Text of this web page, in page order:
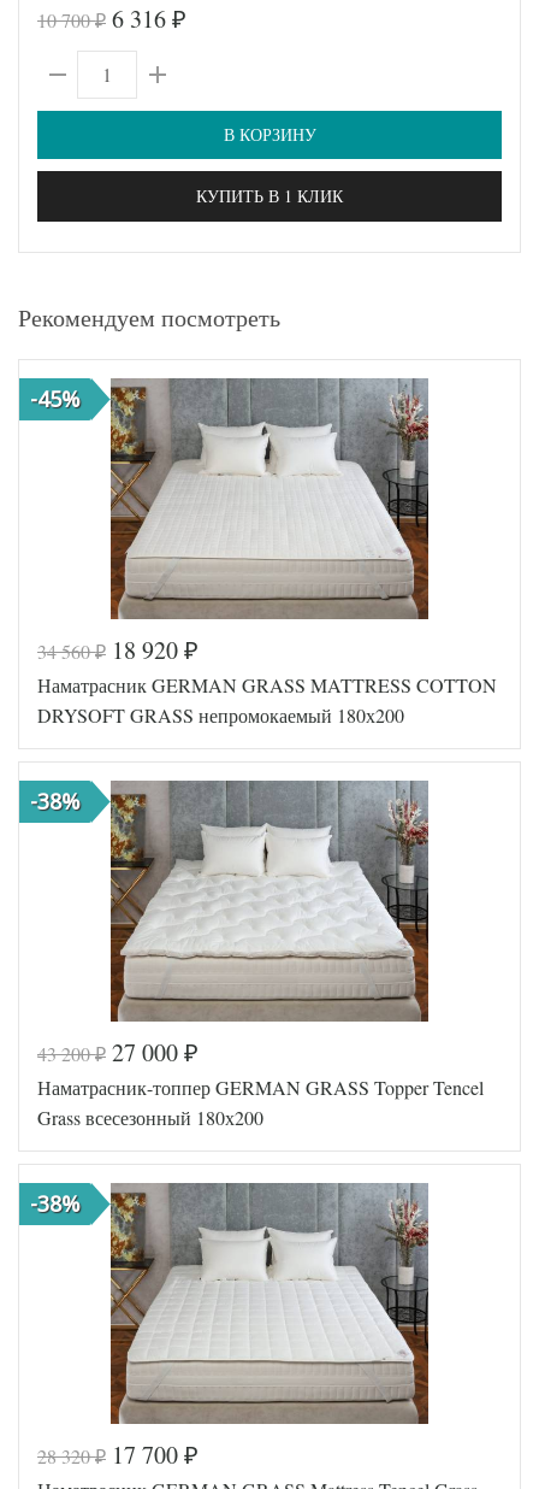
10 700₽ 6 316 ₽
В КОРЗИНУ
КУПИТЬ В 1 КЛИК
Рекомендуем посмотреть
-45%
Код товара
577-340
Артикул
GG-22018
Ткань
Сатин
Производитель
Grass
34 560₽ 18 920 ₽
Наматрасник GERMAN GRASS MATTRESS COTTON
DRYSOFT GRASS непромокаемый 180х200
-38%
Код товара
577-334
43 200₽ 27 000 ₽
Наматрасник-топпер GERMAN GRASS Topper Tencel
Grass всесезонный 180х200
-38%
28 320₽ 17 700 ₽